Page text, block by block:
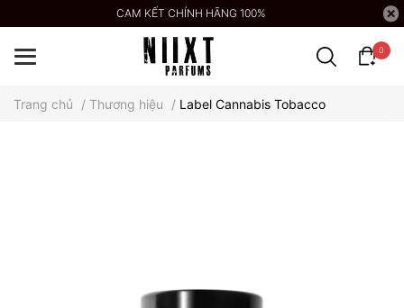
CAM KẾT CHÍNH HÃNG 100%
0
Trang chủ / Thương hiệu / Label Cannabis Tobacco